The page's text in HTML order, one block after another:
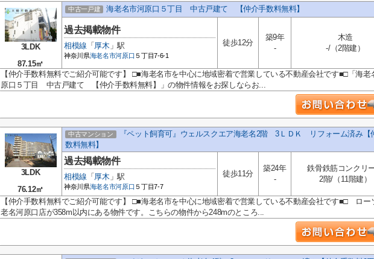
3LDK
87.15㎡
中古一戸建 海老名市河原口５丁目 中古戸建て 【仲介手数料無料】
過去掲載物件
相模線 「 厚木 」駅
神奈川県海老名市河原口 ５丁目7-6-1
徒歩12分
築9年
-
木造
-/（2階建）
【仲介手数料無料でご紹介可能です】 □■海老名市を中心に地域密着で営業している不動産会社です■□「海老
原口５丁目 中古戸建て 【仲介手数料無料】」の物件情報をお探しならお...
3LDK
76.12㎡
中古マンション
『ペット飼育可』ウェルスクエア海老名2階 3ＬＤＫ リフォーム済み【
数料無料】
過去掲載物件
相模線 「 厚木 」駅
神奈川県海老名市河原口 ５丁目7-7
徒歩11分
築24年
-
鉄骨鉄筋コンクリ
2階/（11階建）
【仲介手数料無料でご紹介可能です】 □■海老名市を中心に地域密着で営業している不動産会社です■□ ロー
老名河原口店が358m以内にある物件です。こちらの物件から248mのところ...